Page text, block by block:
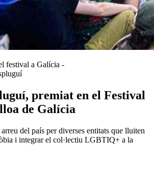
festival a Galícia -
premiat en el Festival
de Galícia
del país per diverses entitats que lluiten
i integrar el col·lectiu LGBTIQ+ a la